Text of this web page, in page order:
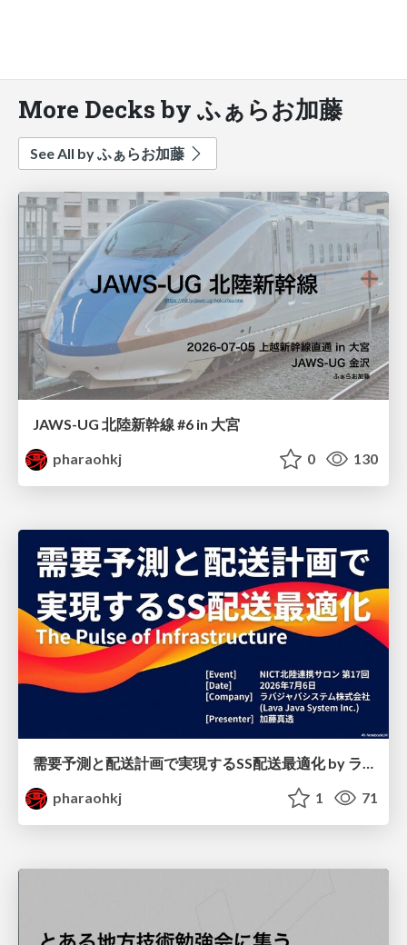
More Decks by ふぁらお加藤
See All by ふぁらお加藤
JAWS-UG 北陸新幹線 #6 in 大宮
pharaohkj
0 130
pharaohkj
1 71